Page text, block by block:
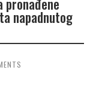
napadnutog